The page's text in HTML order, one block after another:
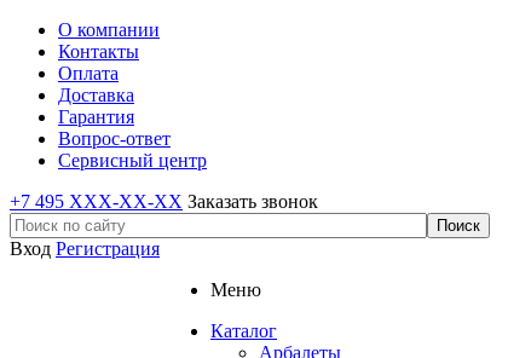
О компании
Контакты
Оплата
Доставка
Гарантия
Вопрос-ответ
Сервисный центр
+7 495 XXX-XX-XX Заказать звонок
Вход Регистрация
Меню
Каталог
Арбалеты